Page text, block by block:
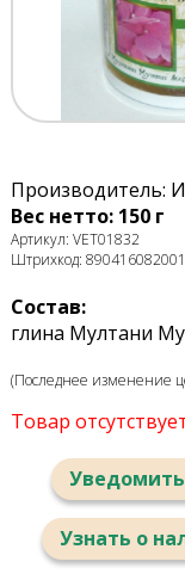
Производитель:
Вес нетто: 150 г
Артикул: VET01832
Штрихкод:
Состав:
глина Мултани
(Последнее изменение
Товар
Узнать о